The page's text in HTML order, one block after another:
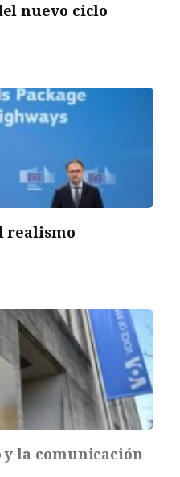
nuevo ciclo
realismo
la comunicación